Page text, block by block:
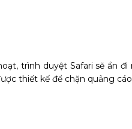
trình duyệt Safari sẽ ẩn
thiết kế để chặn quảng